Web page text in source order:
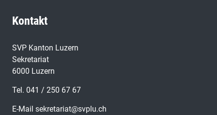
Kontakt
SVP Kanton Luzern
Sekretariat
6000 Luzern
Tel. 041 / 250 67 67
E-Mail sekretariat@svplu.ch